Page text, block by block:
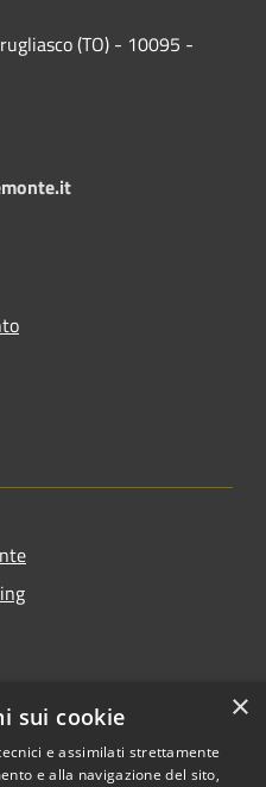
(TO) - 10095 -
×
sui cookie
e assimilati strettamente
e alla navigazione del sito,